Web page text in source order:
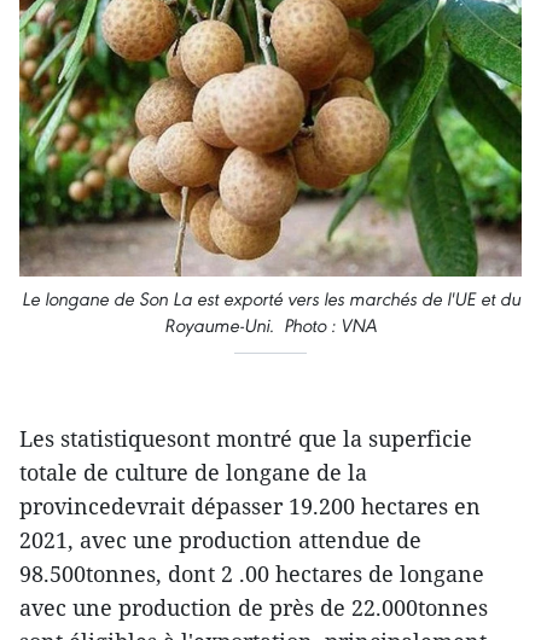
Le longane de Son La est exporté vers les marchés de l'UE et du
Royaume-Uni. Photo : VNA
Les statistiquesont montré que la superficie
totale de culture de longane de la
provincedevrait dépasser 19.200 hectares en
2021, avec une production attendue de
98.500tonnes, dont 2 .00 hectares de longane
avec une production de près de 22.000tonnes